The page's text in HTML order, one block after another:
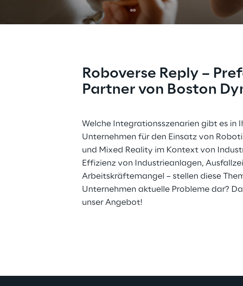
mobiler
Roboverse Reply –
Partner von Boston
Welche Integrationsszenarien gibt es in
Unternehmen für den Einsatz von
und Mixed Reality im Kontext von
Effizienz von Industrieanlagen,
Arbeitskräftemangel – stellen diese
Unternehmen aktuelle Probleme dar?
unser Angebot!